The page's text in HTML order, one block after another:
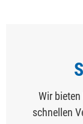
Wir
schnellen